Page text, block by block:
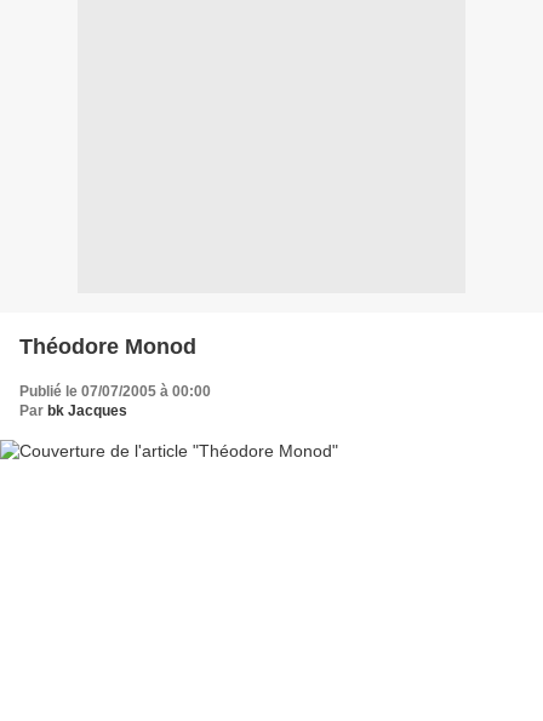
Théodore Monod
Publié le 07/07/2005 à 00:00
Par bk Jacques